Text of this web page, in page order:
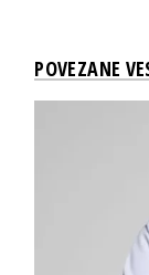
POVEZANE